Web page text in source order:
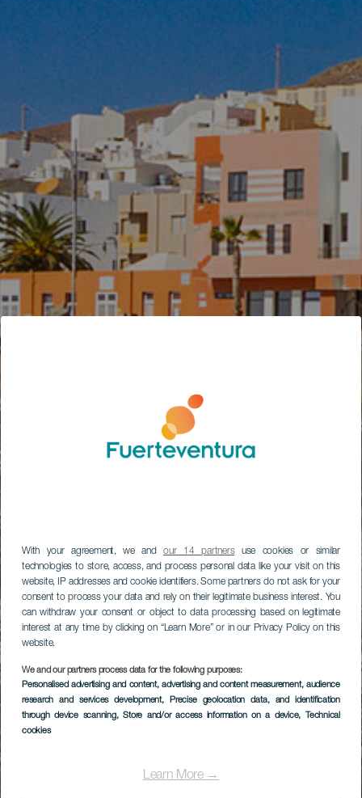
With your agreement, we andour 14 partnersuse cookies or similar
technologies to store, access, and process personal data like your visit on this
website, IP addresses and cookie identifiers. Some partners do not ask for your
consent to process your data and rely on their legitimate business interest. You
can withdraw your consent or object to data processing based on legitimate
interest at any time by clicking on “Learn More” or in our Privacy Policy on this
website.
We and our partners process data for the following purposes:
Personalised advertising and content, advertising and content measurement, audience
research and services development, Precise geolocation data, and identification
through device scanning, Store and/or access information on a device, Technical
cookies
Learn More →